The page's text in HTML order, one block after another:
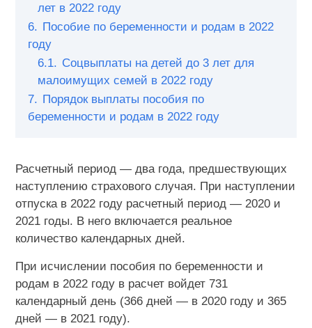
лет в 2022 году
6. Пособие по беременности и родам в 2022
году
6.1. Соцвыплаты на детей до 3 лет для
малоимущих семей в 2022 году
7. Порядок выплаты пособия по
беременности и родам в 2022 году
Расчетный период — два года, предшествующих
наступлению страхового случая. При наступлении
отпуска в 2022 году расчетный период — 2020 и
2021 годы. В него включается реальное
количество календарных дней.
При исчислении пособия по беременности и
родам в 2022 году в расчет войдет 731
календарный день (366 дней — в 2020 году и 365
дней — в 2021 году).